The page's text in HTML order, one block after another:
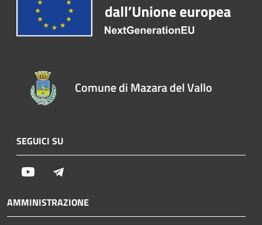
Comune di Mazara del Vallo
SEGUICI SU
Youtube
AMMINISTRAZIONE